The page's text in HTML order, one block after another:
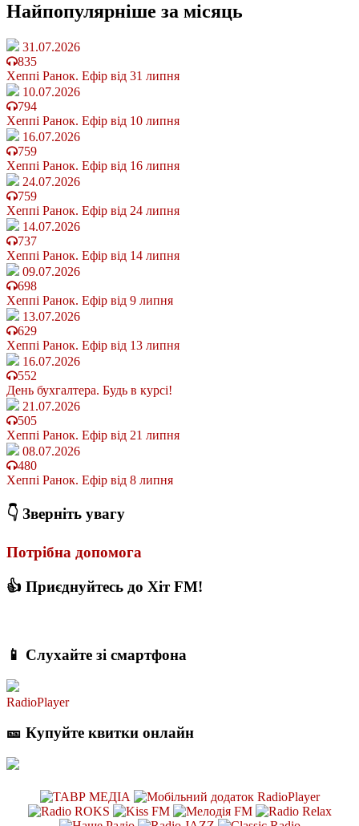
Найпопулярніше за місяць
31.07.2026
835
Хеппі Ранок. Ефір від 31 липня
10.07.2026
794
Хеппі Ранок. Ефір від 10 липня
16.07.2026
759
Хеппі Ранок. Ефір від 16 липня
24.07.2026
759
Хеппі Ранок. Ефір від 24 липня
14.07.2026
737
Хеппі Ранок. Ефір від 14 липня
09.07.2026
698
Хеппі Ранок. Ефір від 9 липня
13.07.2026
629
Хеппі Ранок. Ефір від 13 липня
16.07.2026
552
День бухгалтера. Будь в курсі!
21.07.2026
505
Хеппі Ранок. Ефір від 21 липня
08.07.2026
480
Хеппі Ранок. Ефір від 8 липня
👇 Зверніть увагу
Потрібна допомога
👍 Приєднуйтесь до Хіт FM!
📱 Слухайте зі смартфона
RadioPlayer
🎫 Купуйте квитки онлайн